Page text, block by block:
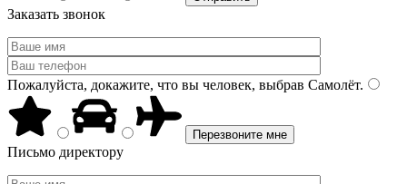
Заказать звонок
Пожалуйста, докажите, что вы человек, выбрав Самолёт.
Письмо директору